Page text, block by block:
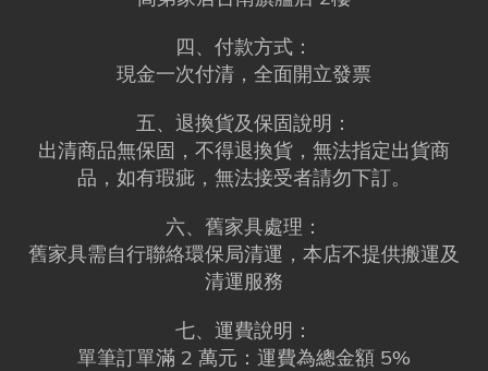
四、付款方式：
現金一次付清，全面開立發票
五、退換貨及保固說明：
出清商品無保固，不得退換貨，無法指定出貨商
品，如有瑕疵，無法接受者請勿下訂。
六、舊家具處理：
舊家具需自行聯絡環保局清運，本店不提供搬運及
清運服務
七、運費說明：
單筆訂單滿 2 萬元：運費為總金額 5%